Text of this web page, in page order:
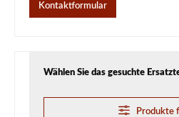
Kontaktformular
Wählen Sie das gesuchte
Produkte